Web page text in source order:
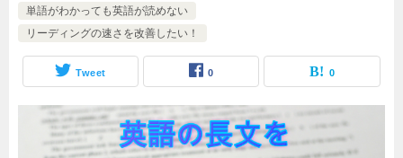
単語がわかっても英語が読めない
リーディングの速さを改善したい！
Tweet 0 0